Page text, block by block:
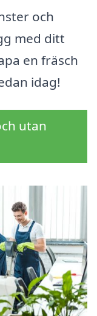
och
med ditt
en fräsch
idag!
utan